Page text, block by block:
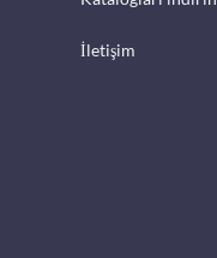
İletişim